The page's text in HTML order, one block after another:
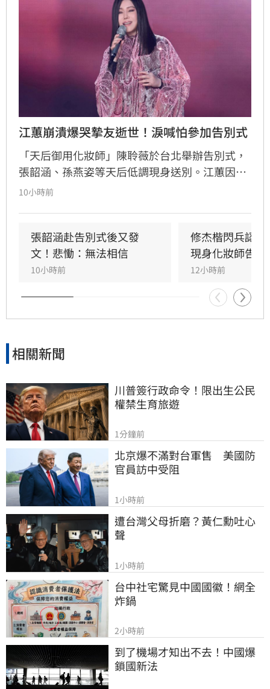
江蕙崩潰爆哭摯友逝世！淚喊怕參加告別式
「天后御用化妝師」陳聆薇於台北舉辦告別式，
張韶涵、孫燕姿等天后低調現身送別。江蕙因人
在國外無法出席，委託經紀人代為致意。江蕙經
抗癌仍敬業工作，令曾有抗癌經驗的江蕙十分心
疼，如今遺憾好友離世。陳聆薇曾與眾多華語樂
壇巨星合作，打造無數經典造型，在演藝圈地位
崇高且人緣極佳，此次告別式眾星雲集，展現其
在幕後無可取代的重要性，演藝圈好友皆對這位
專業且溫暖的幕後推手表達最深切的懷念與不
10小時前
張韶涵赴告別式後又發
文！悲慟：無法相信
10小時前
修杰楷閃兵認
現身化妝師告別
12小時前
相關新聞
川普簽行政命令！限出生公民
權禁生育旅遊
1分鐘前
北京爆不滿對台軍售　美國防
官員訪中受阻
1小時前
遭台灣父母折磨？黃仁勳吐心
聲
1小時前
台中社宅驚見中國國徽！網全
炸鍋
2小時前
到了機場才知出不去！中國爆
鎖國新法